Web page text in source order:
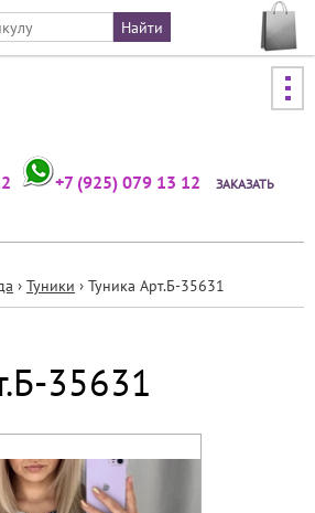
Jump to navigation
+7 (925) 079 13 12
ЗАКАЗАТЬ
› Туники › Туника Арт.Б-35631
35631